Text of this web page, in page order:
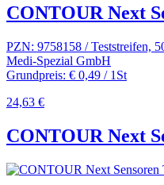
CONTOUR Next
PZN: 9758158 / Teststreifen,
Medi-Spezial GmbH
Grundpreis: € 0,49 / 1St
24,63 €
CONTOUR Next